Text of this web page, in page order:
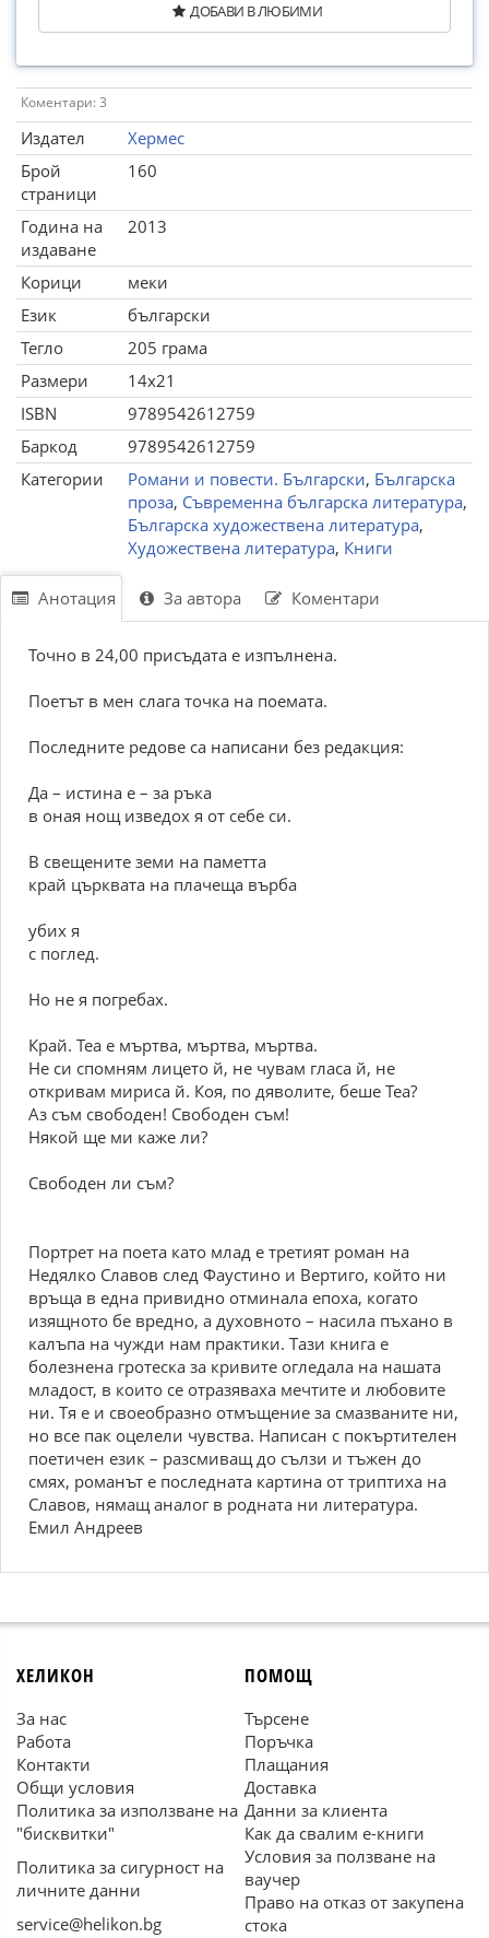
ДОБАВИ В ЛЮБИМИ
Коментари: 3
Издател
Хермес
Брой
страници
160
Година на
издаване
2013
Корици
меки
Език
български
Тегло
205 грама
Размери
14x21
ISBN
9789542612759
Баркод
9789542612759
Категории
Романи и повести. Български, Българска
проза, Съвременна българска литература,
Българска художествена литература,
Художествена литература, Книги
Анотация За автора Коментари
Точно в 24,00 присъдата е изпълнена.
Поетът в мен слага точка на поемата.
Последните редове са написани без редакция:
Да – истина е – за ръка
в оная нощ изведох я от себе си.
В свещените земи на паметта
край църквата на плачеща върба
убих я
с поглед.
Но не я погребах.
Край. Теа е мъртва, мъртва, мъртва.
Не си спомням лицето й, не чувам гласа й, не
откривам мириса й. Коя, по дяволите, беше Теа?
Аз съм свободен! Свободен съм!
Някой ще ми каже ли?
Свободен ли съм?
Портрет на поета като млад е третият роман на
Недялко Славов след Фаустино и Вертиго, който ни
връща в една привидно отминала епоха, когато
изящното бе вредно, а духовното – насила пъхано в
калъпа на чужди нам практики. Тази книга е
болезнена гротеска за кривите огледала на нашата
младост, в които се отразяваха мечтите и любовите
ни. Тя е и своеобразно отмъщение за смазваните ни,
но все пак оцелели чувства. Написан с покъртителен
поетичен език – разсмиващ до сълзи и тъжен до
смях, романът е последната картина от триптиха на
Славов, нямащ аналог в родната ни литература.
Eмил Андреев
ХЕЛИКОН
За нас
Работа
Контакти
Общи условия
Политика за използване на
"бисквитки"
Политика за сигурност на
личните данни
service@helikon.bg
ПОМОЩ
Търсене
Поръчка
Плащания
Доставка
Данни за клиента
Как да свалим е-книги
Условия за ползване на
ваучер
Право на отказ от закупена
стока